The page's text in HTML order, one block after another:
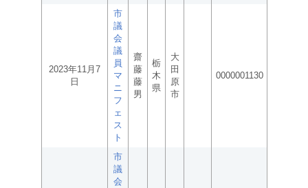
2023年11月7
日
市
議
会
議
員
マ
ニ
フ
ェ
ス
ト
齋
藤
藤
男
栃
木
県
大
田
原
市
0000001130
市
議
会